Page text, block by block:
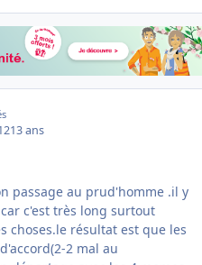
13 ans
passage au prud'homme .il y
c'est très long surtout
choses.le résultat est que les
2 mal au